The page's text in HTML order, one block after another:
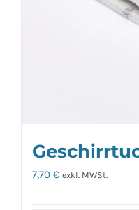
7,70 € exkl. MWSt.